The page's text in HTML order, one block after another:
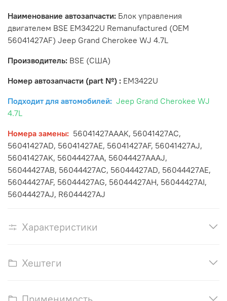
Наименование автозапчасти: Блок управления
двигателем BSE EM3422U Remanufactured (OEM
56041427AF) Jeep Grand Cherokee WJ 4.7L
Производитель: BSE (США)
Номер автозапчасти (part №) : EM3422U
Подходит для автомобилей: Jeep Grand Cherokee WJ
4.7L
Номера замены: 56041427AAAK, 56041427AC,
56041427AD, 56041427AE, 56041427AF, 56041427AJ,
56041427AK, 56044427AA, 56044427AAAJ,
56044427AB, 56044427AC, 56044427AD, 56044427AE,
56044427AF, 56044427AG, 56044427AH, 56044427AI,
56044427AJ, R6044427AJ
Характеристики
Хештеги